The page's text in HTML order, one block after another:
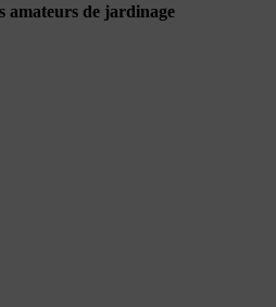
amateurs de jardinage